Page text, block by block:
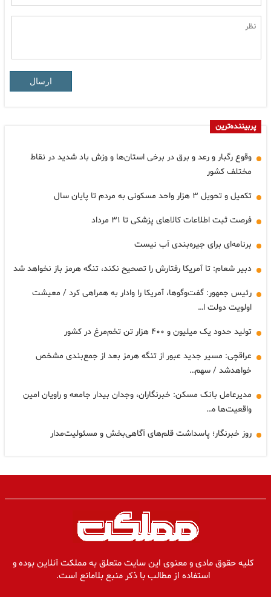
ارسال
پربیننده‌ترین
وقوع رگبار و رعد و برق در برخی استان‌ها و وزش باد شدید در نقاط
مختلف کشور
تکمیل و تحویل ۳ هزار واحد مسکونی به مردم تا پایان سال
فرصت ثبت اطلاعات کالاهای پزشکی تا ۳۱ مرداد
برنامه‌ای برای جیره‌بندی آب نیست
دبیر شعام: تا آمریکا رفتارش را تصحیح نکند، تنگه هرمز باز نخواهد شد
رئیس جمهور: گفت‌وگوها، آمریکا را وادار به همراهی کرد / معیشت
اولویت دولت ا…
تولید حدود یک میلیون و ۴۰۰ هزار تن تخم‌مرغ در کشور
عراقچی: مسیر جدید عبور از تنگه هرمز بعد از جمع‌بندی مشخص
خواهدشد / سهم…
مدیرعامل بانک مسکن: خبرنگاران، وجدان بیدار جامعه و راویان امین
واقعیت‌ها ه…
روز خبرنگار؛ پاسداشت قلم‌های آگاهی‌بخش و مسئولیت‌مدار
کلیه حقوق مادی و معنوی این سایت متعلق به مملکت آنلاین بوده و
استفاده از مطالب با ذکر منبع بلامانع است.